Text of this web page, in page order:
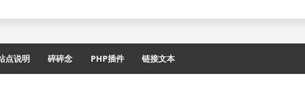
点说明 碎碎念 PHP插件 链接文本